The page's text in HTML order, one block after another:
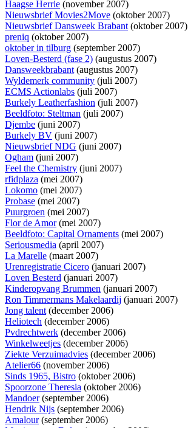
Haagse Herrie (november 2007)
Nieuwsbrief Movies2Move (oktober 2007)
Nieuwsbrief Dansweek Brabant(oktober 2007)
preniq (oktober 2007)
oktober in tilburg (september 2007)
Loven-Besterd (fase 2) (augustus 2007)
Dansweekbrabant(augustus 2007)
Wyldemerk community (juli 2007)
ECMS Actionlabs (juli 2007)
Burkely Leatherfashion (juli 2007)
Beeldfoto: Steltman (juli 2007)
Djembe (juni 2007)
Burkely BV (juni 2007)
Nieuwsbrief NDG (juni 2007)
Ogham (juni 2007)
Feel the Chemistry (juni 2007)
rfidplaza (mei 2007)
Lokomo (mei 2007)
Probase (mei 2007)
Puurgroen (mei 2007)
Flor de Amor(mei 2007)
Beeldfoto: Capital Ornaments (mei 2007)
Seriousmedia (april 2007)
La Marelle (maart 2007)
Urenregistratie Cicero (januari 2007)
Loven Besterd (januari 2007)
Kinderopvang Brummen (januari 2007)
Ron Timmermans Makelaardij (januari 2007)
Jong talent(december 2006)
Heliotech (december 2006)
Pvdrechtwerk (december 2006)
Winkelweetjes (december 2006)
Ziekte Verzuimadvies (december 2006)
Atelier66 (november 2006)
Sinds 1965, Bistro (oktober 2006)
Spoorzone Theresia (oktober 2006)
Mandoer(september 2006)
Hendrik Nijs (september 2006)
Amalour(september 2006)